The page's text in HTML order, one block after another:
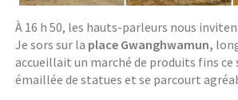
À 16 h 50, les hauts-parleurs nous
Je sors sur la place Gwanghwamun,
accueillait un marché de produits fins ce
émaillée de statues et se parcourt